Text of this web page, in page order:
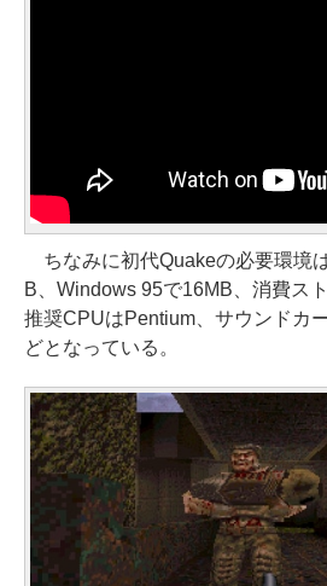
ちなみに初代Quakeの必要環境
B、Windows 95で16MB、消費ス
推奨CPUはPentium、サウンドカ
どとなっている。